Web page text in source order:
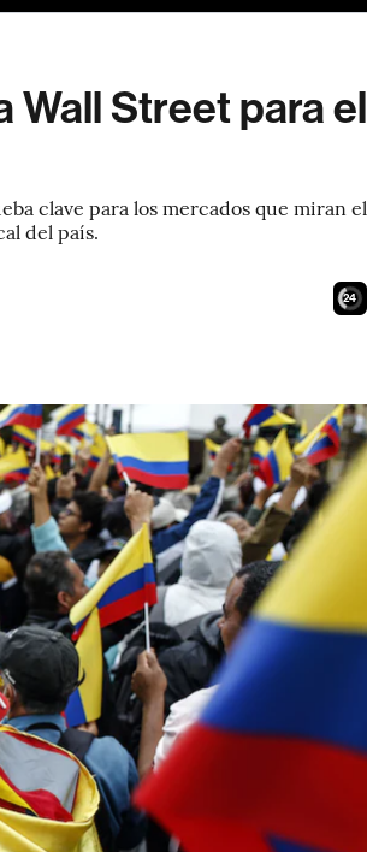
Wall Street para el
clave para los mercados que miran el
del país.
23